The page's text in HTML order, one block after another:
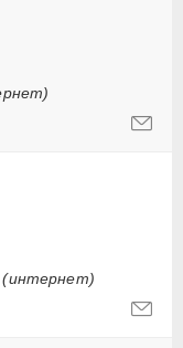
(интернет)